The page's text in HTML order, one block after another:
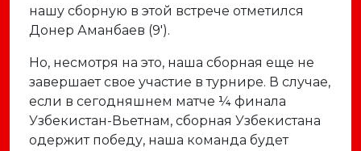
нашу сборную в этой встрече отметился
Донер Аманбаев (9').
Но, несмотря на это, наша сборная еще не
завершает свое участие в турнире. В случае,
если в сегодняшнем матче ¼ финала
Узбекистан-Вьетнам, сборная Узбекистана
одержит победу, наша команда будет